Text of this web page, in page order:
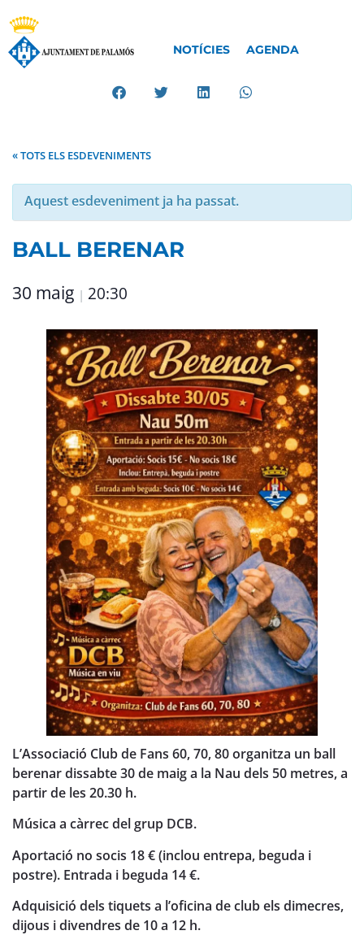
NOTÍCIES AGENDA
« TOTS ELS ESDEVENIMENTS
Aquest esdeveniment ja ha passat.
BALL BERENAR
30 maig | 20:30
L’Associació Club de Fans 60, 70, 80 organitza un ball
berenar dissabte 30 de maig a la Nau dels 50 metres, a
partir de les 20.30 h.
Música a càrrec del grup DCB.
Aportació no socis 18 € (inclou entrepa, beguda i
postre). Entrada i beguda 14 €.
Adquisició dels tiquets a l’oficina de club els dimecres,
dijous i divendres de 10 a 12 h.